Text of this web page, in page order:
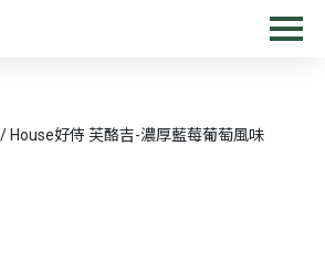
/ House好侍 芙酪吉-濃厚藍莓葡萄風味